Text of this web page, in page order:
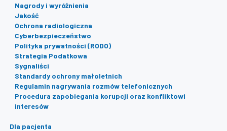
Nagrody i wyróżnienia
Jakość
Ochrona radiologiczna
Cyberbezpieczeństwo
Polityka prywatności (RODO)
Strategia Podatkowa
Sygnaliści
Standardy ochrony małoletnich
Regulamin nagrywania rozmów telefonicznych
Procedura zapobiegania korupcji oraz konfliktowi
interesów
Dla pacjenta